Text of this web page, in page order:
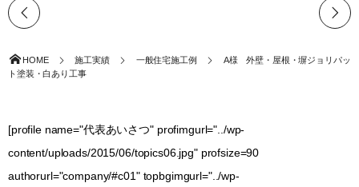
HOME 施工実績 一般住宅施工例
A様 外壁・屋根・塀ジョリパッ
ト塗装・白あり工事
[profile name="代表あいさつ" profimgurl="../wp-
content/uploads/2015/06/topics06.jpg" profsize=90
authorurl="company/#c01" topbgimgurl="../wp-